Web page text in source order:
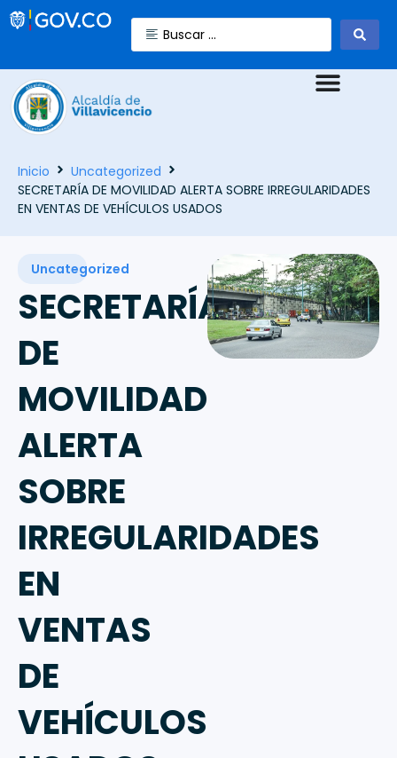
Inicio
Uncategorized
SECRETARÍA DE MOVILIDAD ALERTA SOBRE IRREGULARIDADES
EN VENTAS DE VEHÍCULOS USADOS
Uncategorized
SECRETARÍA
DE
MOVILIDAD
ALERTA
SOBRE
IRREGULARIDADES
EN
VENTAS
DE
VEHÍCULOS